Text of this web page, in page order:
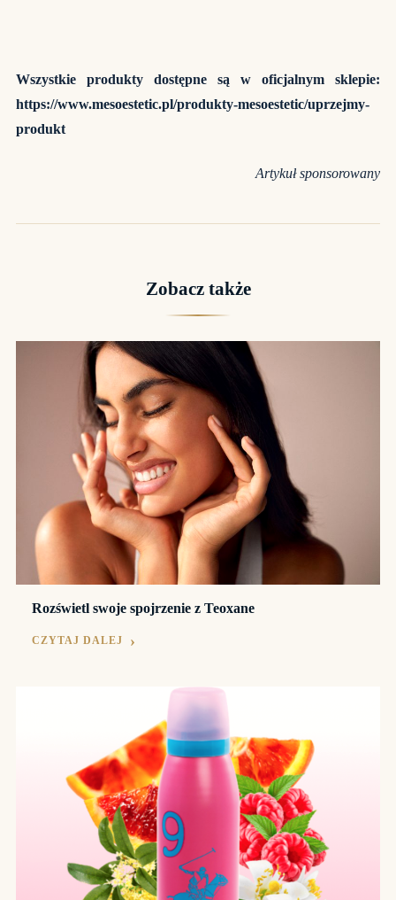
Wszystkie produkty dostępne są w oficjalnym sklepie:
https://www.mesoestetic.pl/produkty-mesoestetic/uprzejmy-
produkt
Artykuł sponsorowany
Zobacz także
Rozświetl swoje spojrzenie z Teoxane
CZYTAJ DALEJ